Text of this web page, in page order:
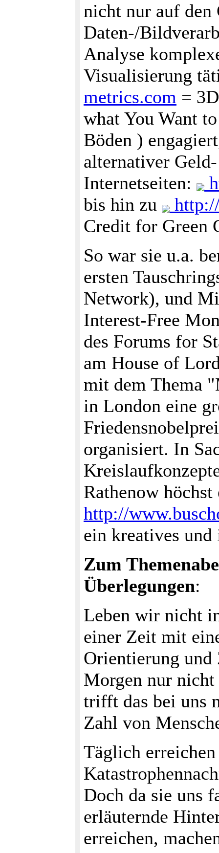
nicht nur auf den
Daten-/
Analyse
Visualisierung
metrics.com =
what You Want
Böden )
alternativer
Internetseiten:
bis hin zu
Credit for Green
So war sie u.a.
ersten
Network), und
Interest-Free
des Forums for
am House of
mit dem Thema
in London eine
organisiert. In
Rathenow
http://
ein kreatives
Zum
Überlegungen:
Leben wir nicht
einer Zeit mit
Orientierung und
Morgen nur nicht
trifft das bei uns
Zahl von
Täglich
Doch da sie uns
erläuternde
erreichen,